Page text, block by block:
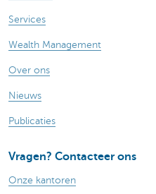
Services
Wealth Management
Over ons
Nieuws
Publicaties
Vragen? Contacteer ons
Onze kantoren